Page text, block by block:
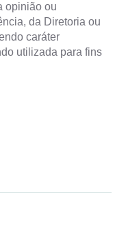
opinião ou
da Diretoria ou
caráter
utilizada para fins